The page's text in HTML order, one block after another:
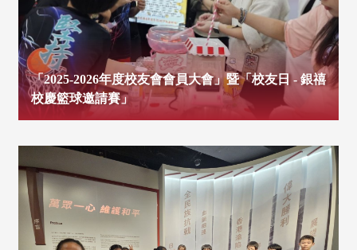
「2025-2026年度校友會會員大會」暨「校友日 - 銀禧
校慶籃球邀請賽」